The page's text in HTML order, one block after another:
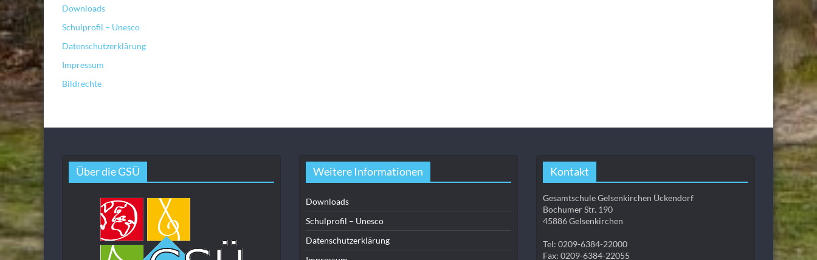
Downloads
Schulprofil – Unesco
Datenschutzerklärung
Impressum
Bildrechte
Über die GSÜ Weitere Informationen
Downloads
Schulprofil – Unesco
Datenschutzerklärung
Kontakt
Gesamtschule Gelsenkirchen Ückendorf
Bochumer Str. 190
45886 Gelsenkirchen
Tel: 0209-6384-22000
Fax: 0209-6384-22055